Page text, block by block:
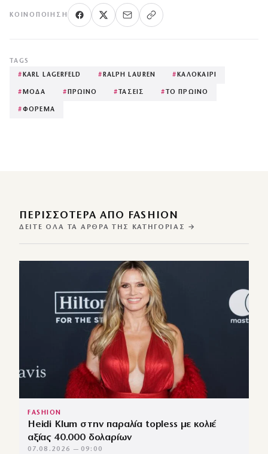
ΚΟΙΝΟΠΟΊΗΣΗ
TAGS
# KARL LAGERFELD # RALPH LAUREN # ΚΑΛΟΚΑΙΡΙ
# ΜΟΔΑ # ΠΡΩΙΝΟ # ΤΑΣΕΙΣ # ΤΟ ΠΡΩΙΝΟ
#ΦΟΡΕΜΑ
ΠΕΡΙΣΣΌΤΕΡΑ ΑΠΌ FASHION
ΔΕΊΤΕ ΌΛΑ ΤΑ ΆΡΘΡΑ ΤΗΣ ΚΑΤΗΓΟΡΊΑΣ →
FASHION
Heidi Klum στην παραλία topless με κολιέ
αξίας 40.000 δολαρίων
07.08.2026 — 09:00